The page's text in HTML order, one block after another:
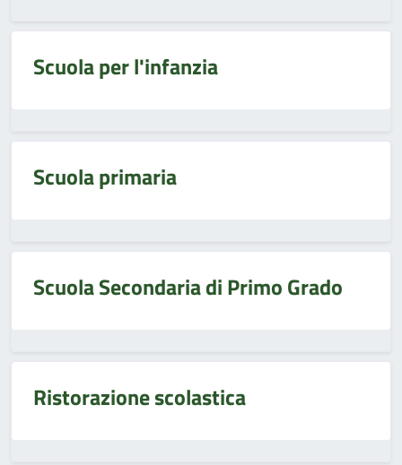
Scuola per l'infanzia
Scuola primaria
Scuola Secondaria di Primo Grado
Ristorazione scolastica